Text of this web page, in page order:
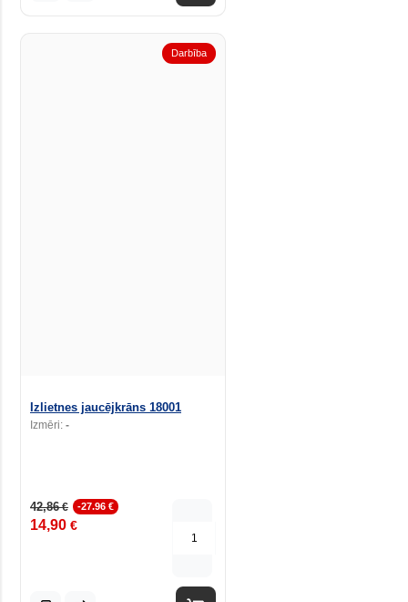
Darbība
Izlietnes jaucējkrāns 18001
Izmēri: -
42,86€ -27.96 €
14,90 €